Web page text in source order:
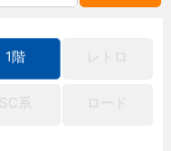
1階 レトロ
SC系 ロード